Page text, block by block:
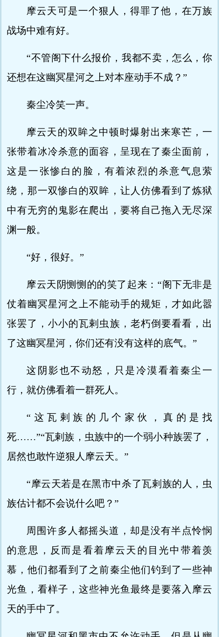
摩云天可是一个狠人，得罪了他，在万族
战场中难有好。
“不管阁下什么报价，我都不卖，怎么，你
还想在这幽冥星河之上对本座动手不成？”
秦尘冷笑一声。
摩云天的双眸之中顿时爆射出来寒芒，一
张带着冰冷杀意的面容，呈现在了秦尘面前，
这是一张惨白的脸，有着浓烈的杀意气息萦
绕，那一双惨白的双眸，让人仿佛看到了炼狱
中有无穷的鬼影在爬出，要将自己拖入无尽深
渊一般。
“好，很好。”
摩云天阴恻恻的的笑了起来：“阁下无非是
仗着幽冥星河之上不能动手的规矩，才如此嚣
张罢了，小小的瓦剌虫族，老朽倒要看看，出
了这幽冥星河，你们还有没有这样的底气。”
这阴影也不动怒，只是冷漠看着秦尘一
行，就仿佛看着一群死人。
“这瓦剌族的几个家伙，真的是找
死……”“瓦剌族，虫族中的一个弱小种族罢了，
居然也敢忤逆狠人摩云天。”
“摩云天若是在黑市中杀了瓦剌族的人，虫
族估计都不会说什么吧？”
周围许多人都摇头道，却是没有半点怜悯
的意思，反而是看着摩云天的目光中带着羡
慕，他们都看到了之前秦尘他们钓到了一些神
光鱼，看样子，这些神光鱼最终是要落入摩云
天的手中了。